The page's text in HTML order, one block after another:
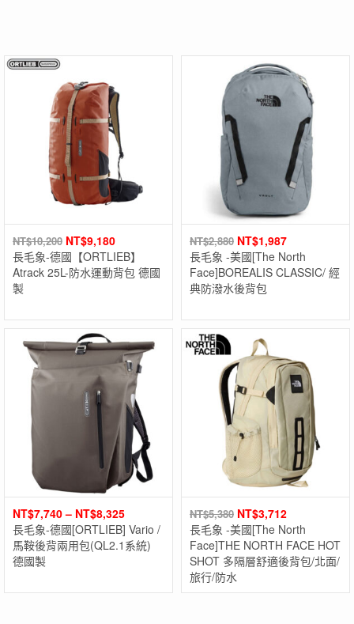
NT$10,200 NT$9,180
長毛象-德國【ORTLIEB】
Atrack 25L-防水運動背包 德國
製
NT$2,880 NT$1,987
長毛象 -美國[The North
Face]BOREALIS CLASSIC/ 經
典防潑水後背包
NT$7,740– NT$8,325
長毛象-德國[ORTLIEB] Vario /
馬鞍後背兩用包(QL2.1系統)
德國製
NT$5,380 NT$3,712
長毛象 -美國[The North
Face]THE NORTH FACE HOT
SHOT 多隔層舒適後背包/北面/
旅行/防水